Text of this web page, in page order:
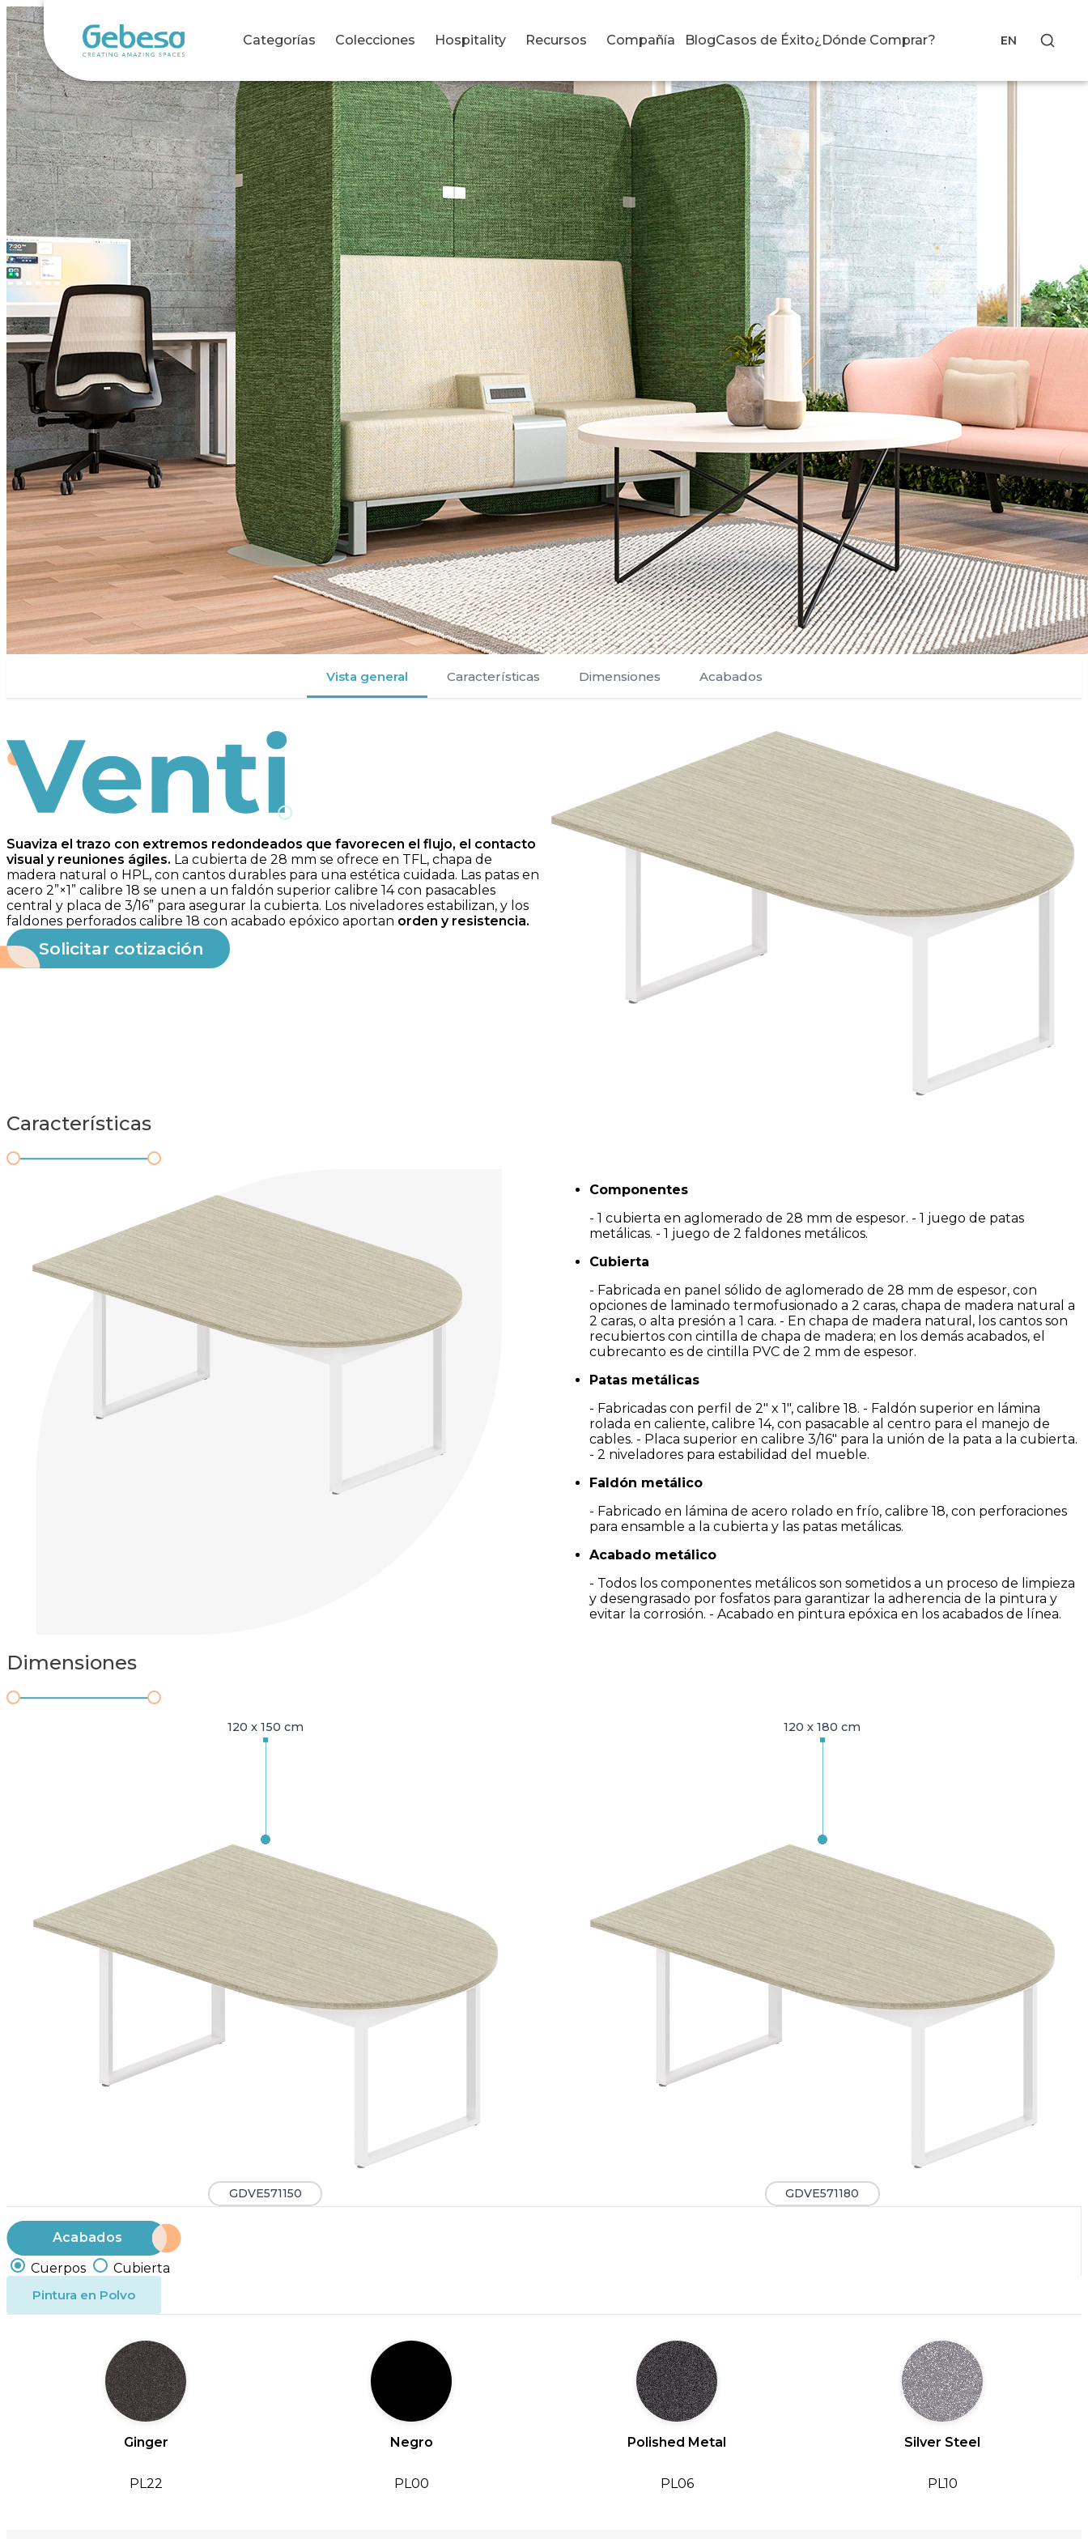
Categorías Colecciones Hospitality Recursos Compañía BlogCasos de Éxito¿Dónde Comprar? EN
Vista general Características Dimensiones Acabados
Venti
Suaviza el trazo con extremos redondeados que favorecen el flujo, el contacto
visual y reuniones ágiles. La cubierta de 28 mm se ofrece en TFL, chapa de
madera natural o HPL, con cantos durables para una estética cuidada. Las patas en
acero 2”×1” calibre 18 se unen a un faldón superior calibre 14 con pasacables
central y placa de 3/16” para asegurar la cubierta. Los niveladores estabilizan, y los
faldones perforados calibre 18 con acabado epóxico aportan orden y resistencia.
Solicitar cotización
Características
Componentes
- 1 cubierta en aglomerado de 28 mm de espesor. - 1 juego de patas
metálicas. - 1 juego de 2 faldones metálicos.
Cubierta
- Fabricada en panel sólido de aglomerado de 28 mm de espesor, con
opciones de laminado termofusionado a 2 caras, chapa de madera natural a
2 caras, o alta presión a 1 cara. - En chapa de madera natural, los cantos son
recubiertos con cintilla de chapa de madera; en los demás acabados, el
cubrecanto es de cintilla PVC de 2 mm de espesor.
Patas metálicas
- Fabricadas con perfil de 2" x 1", calibre 18. - Faldón superior en lámina
rolada en caliente, calibre 14, con pasacable al centro para el manejo de
cables. - Placa superior en calibre 3/16" para la unión de la pata a la cubierta.
- 2 niveladores para estabilidad del mueble.
Faldón metálico
- Fabricado en lámina de acero rolado en frío, calibre 18, con perforaciones
para ensamble a la cubierta y las patas metálicas.
Acabado metálico
- Todos los componentes metálicos son sometidos a un proceso de limpieza
y desengrasado por fosfatos para garantizar la adherencia de la pintura y
evitar la corrosión. - Acabado en pintura epóxica en los acabados de línea.
Dimensiones
120 x 150 cm
GDVE571150
120 x 180 cm
GDVE571180
Acabados
Cuerpos
Cubierta
Pintura en Polvo
Ginger
PL22
Negro
PL00
Polished Metal
PL06
Silver Steel
PL10